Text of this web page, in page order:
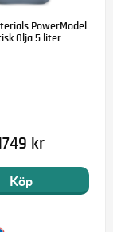
PowerModel
Olja 5 liter
kr
Köp